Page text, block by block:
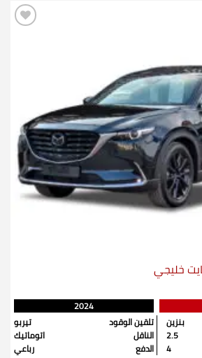
2024
بنزين
2.5
4
تلقين الوقود
تيربو
الناقل
اتوماتيك
الدفع
رباعي